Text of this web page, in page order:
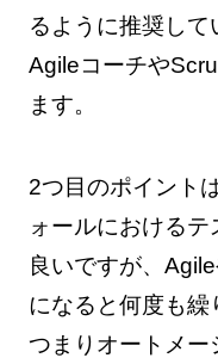
るように推奨し
Agileコーチや
ます。
2つ目のポイント
ォールにおける
良いですが、
になると何度も繰
つまりオートメー